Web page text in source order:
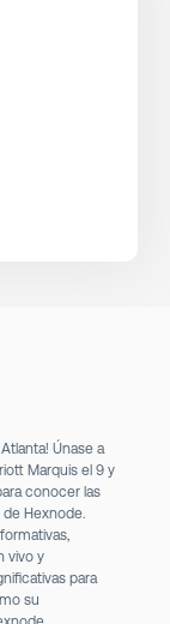
Únase a
Marquis el 9 y
conocer las
Hexnode.
vivo y
para
su